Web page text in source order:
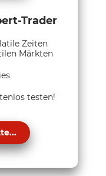
Trader
Zeiten
Märkten
testen!